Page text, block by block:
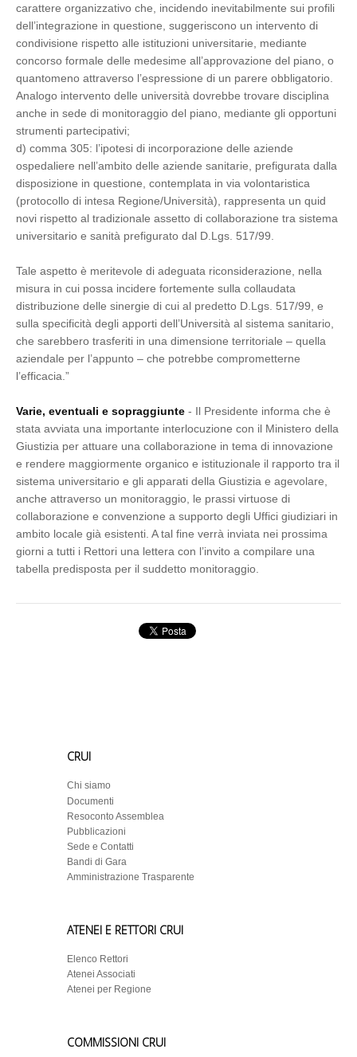
carattere organizzativo che, incidendo inevitabilmente sui profili
dell’integrazione in questione, suggeriscono un intervento di
condivisione rispetto alle istituzioni universitarie, mediante
concorso formale delle medesime all’approvazione del piano, o
quantomeno attraverso l’espressione di un parere obbligatorio.
Analogo intervento delle università dovrebbe trovare disciplina
anche in sede di monitoraggio del piano, mediante gli opportuni
strumenti partecipativi;
d) comma 305: l’ipotesi di incorporazione delle aziende
ospedaliere nell’ambito delle aziende sanitarie, prefigurata dalla
disposizione in questione, contemplata in via volontaristica
(protocollo di intesa Regione/Università), rappresenta un quid
novi rispetto al tradizionale assetto di collaborazione tra sistema
universitario e sanità prefigurato dal D.Lgs. 517/99.
Tale aspetto è meritevole di adeguata riconsiderazione, nella
misura in cui possa incidere fortemente sulla collaudata
distribuzione delle sinergie di cui al predetto D.Lgs. 517/99, e
sulla specificità degli apporti dell’Università al sistema sanitario,
che sarebbero trasferiti in una dimensione territoriale – quella
aziendale per l’appunto – che potrebbe comprometterne
l’efficacia.”
Varie, eventuali e sopraggiunte - Il Presidente informa che è
stata avviata una importante interlocuzione con il Ministero della
Giustizia per attuare una collaborazione in tema di innovazione
e rendere maggiormente organico e istituzionale il rapporto tra il
sistema universitario e gli apparati della Giustizia e agevolare,
anche attraverso un monitoraggio, le prassi virtuose di
collaborazione e convenzione a supporto degli Uffici giudiziari in
ambito locale già esistenti. A tal fine verrà inviata nei prossima
giorni a tutti i Rettori una lettera con l’invito a compilare una
tabella predisposta per il suddetto monitoraggio.
CRUI
Chi siamo
Documenti
Resoconto Assemblea
Pubblicazioni
Sede e Contatti
Bandi di Gara
Amministrazione Trasparente
ATENEI E RETTORI CRUI
Elenco Rettori
Atenei Associati
Atenei per Regione
COMMISSIONI CRUI